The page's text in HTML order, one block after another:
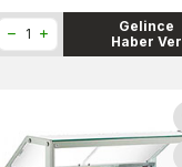
Gelince
Haber Ver